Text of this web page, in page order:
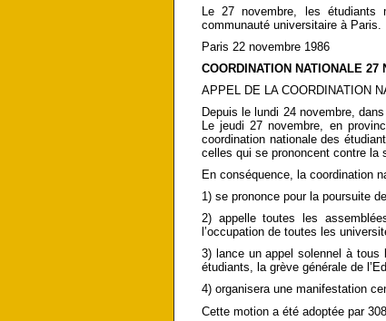
Le 27 novembre, les étudiants
communauté universitaire à Paris.
Paris 22 novembre 1986
COORDINATION NATIONALE 27
APPEL DE LA COORDINATION
Depuis le lundi 24 novembre,
Le jeudi 27 novembre, en
coordination nationale des
celles qui se prononcent contre la
En conséquence, la coordination
1) se prononce pour la poursuite
2) appelle toutes les
l’occupation de toutes les
3) lance un appel solennel à
étudiants, la grève générale de
4) organisera une manifestation
Cette motion a été adoptée par